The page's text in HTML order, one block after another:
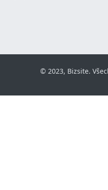
© 2023, Bizsite.